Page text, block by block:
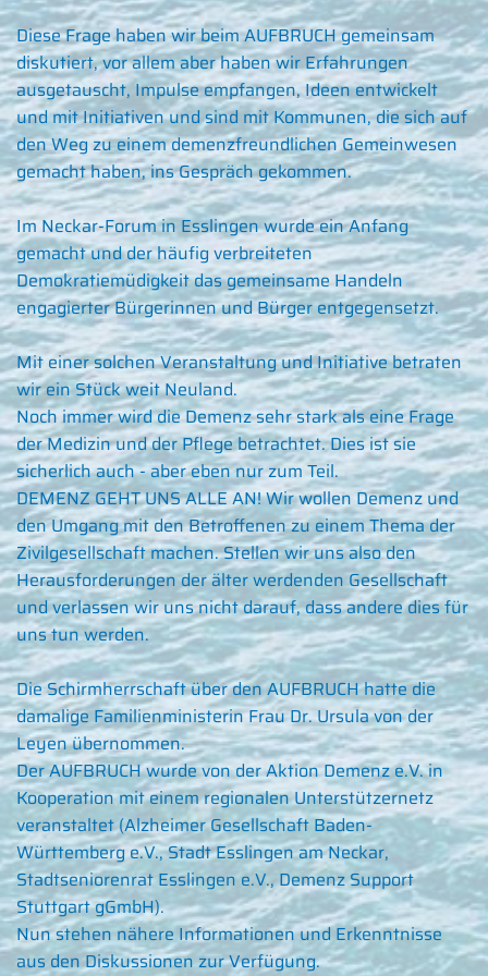
Diese Frage haben wir beimAUFBRUCHgemeinsam
diskutiert, vor allem aber haben wir Erfahrungen
ausgetauscht, Impulse empfangen, Ideen entwickelt
und mit Initiativen und sind mit Kommunen, die sich auf
den Weg zu einem demenzfreundlichen Gemeinwesen
gemacht haben, ins Gespräch gekommen.
Im Neckar-Forum in Esslingen wurde ein Anfang
gemacht und der häufig verbreiteten
Demokratiemüdigkeit das gemeinsame Handeln
engagierter Bürgerinnen und Bürger entgegensetzt.
Mit einer solchen Veranstaltung und Initiative betraten
wir ein Stück weit Neuland.
Noch immer wird die Demenz sehr stark als eine Frage
der Medizin und der Pflege betrachtet. Dies ist sie
sicherlich auch - aber eben nur zum Teil.
DEMENZ GEHT UNS ALLE AN! Wir wollen Demenz und
den Umgang mit den Betroffenen zu einem Thema der
Zivilgesellschaft machen. Stellen wir uns also den
Herausforderungen der älter werdenden Gesellschaft
und verlassen wir uns nicht darauf, dass andere dies für
uns tun werden.
Die Schirmherrschaft über den AUFBRUCH hatte die
damalige Familienministerin Frau Dr. Ursula von der
Leyen übernommen.
Der AUFBRUCH wurde von der Aktion Demenz e.V. in
Kooperation mit einem regionalen Unterstützernetz
veranstaltet (Alzheimer Gesellschaft Baden-
Württemberg e.V., Stadt Esslingen am Neckar,
Stadtseniorenrat Esslingen e.V., Demenz Support
Stuttgart gGmbH).
Nun stehen nähere Informationen und Erkenntnisse
aus den Diskussionen zur Verfügung.